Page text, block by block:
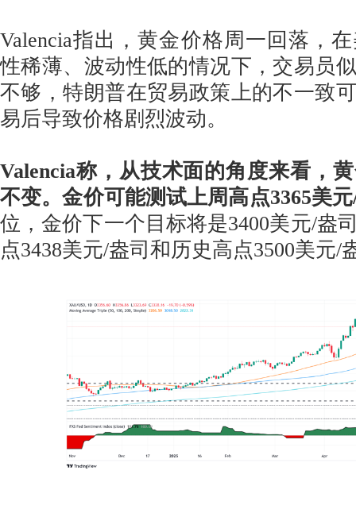
Valencia指出，黄金价格周一回落，
性稀薄、波动性低的情况下，交易员
不够，特朗普在贸易政策上的不一致
易后导致价格剧烈波动。
Valencia称，从技术面的角度来看，
不变。金价可能测试上周高点3365美
位，金价下一个目标将是3400美元/盎
点3438美元/盎司和历史高点3500美元/